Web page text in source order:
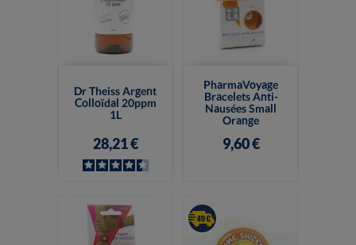
Dr Theiss Argent
Colloïdal 20ppm
1L
28,21 €
PharmaVoyage
Bracelets Anti-
Nausées Small
Orange
9,60 €